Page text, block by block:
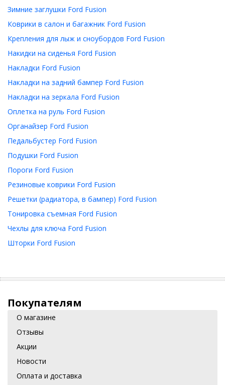
Зимние заглушки Ford Fusion
Коврики в салон и багажник Ford Fusion
Крепления для лыж и сноубордов Ford Fusion
Накидки на сиденья Ford Fusion
Накладки Ford Fusion
Накладки на задний бампер Ford Fusion
Накладки на зеркала Ford Fusion
Оплетка на руль Ford Fusion
Органайзер Ford Fusion
Педальбустер Ford Fusion
Подушки Ford Fusion
Пороги Ford Fusion
Резиновые коврики Ford Fusion
Решетки (радиатора, в бампер) Ford Fusion
Тонировка съемная Ford Fusion
Чехлы для ключа Ford Fusion
Шторки Ford Fusion
Покупателям
О магазине
Отзывы
Акции
Новости
Оплата и доставка